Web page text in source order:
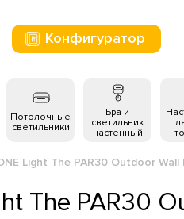
Конфигуратор
Потолочные
светильники
Бра и
светильник
настенный
Light The PAR30 Outdoor
The PAR30